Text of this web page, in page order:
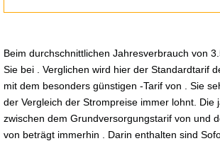
Beim durchschnittlichen Jahresverbrauch von
Sie bei . Verglichen wird hier der Standardtarif
mit dem besonders günstigen -Tarif von . Sie
der Vergleich der Strompreise immer lohnt. Die
zwischen dem Grundversorgungstarif von und
von beträgt immerhin . Darin enthalten sind